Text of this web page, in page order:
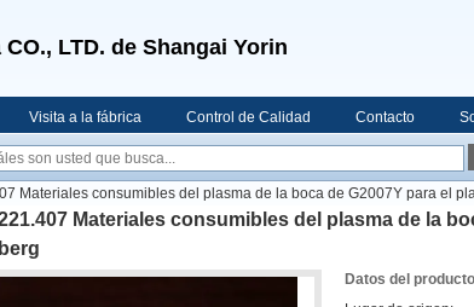
LTD. de Shangai Yorin
Visita a la fábrica Control de Calidad Contacto
Materiales consumibles del plasma de la boca de G2007Y para el
Materiales consumibles del plasma de la
Datos del